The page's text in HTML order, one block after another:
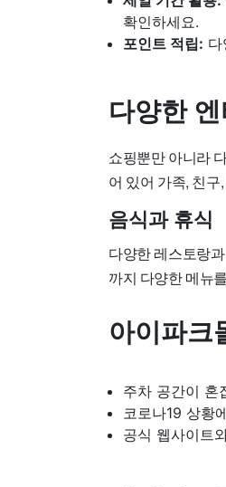
확인하세요.
포인트 적립:
다양한
쇼핑뿐만 아니라
어 있어 가족, 친
음식과 휴식
다양한 레스토랑
까지 다양한 메뉴
아이파크
주차 공간이 혼
코로나19 상황
공식 웹사이트